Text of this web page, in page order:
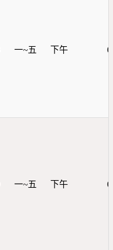
一~五 下午 0
一~五 下午 0